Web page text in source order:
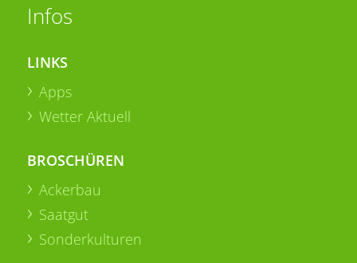
Infos
LINKS
Apps
Wetter Aktuell
BROSCHÜREN
Ackerbau
Saatgut
Sonderkulturen